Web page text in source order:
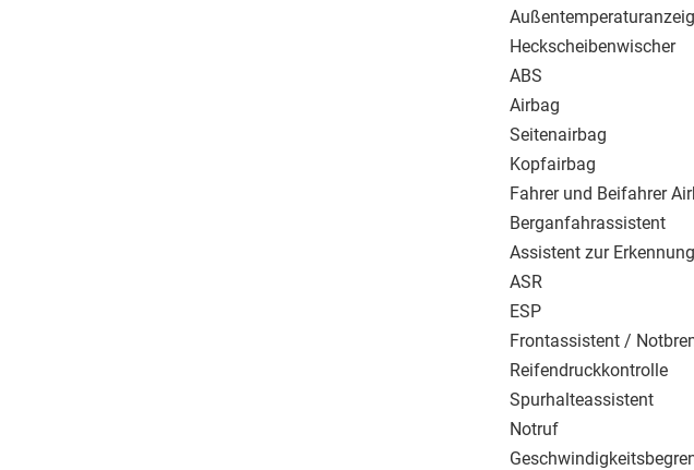
Heckscheibenwischer
ABS
Airbag
Seitenairbag
Kopfairbag
Fahrer und Beifahrer
Berganfahrassistent
Assistent zur
ASR
ESP
Frontassistent /
Reifendruckkontrolle
Spurhalteassistent
Notruf